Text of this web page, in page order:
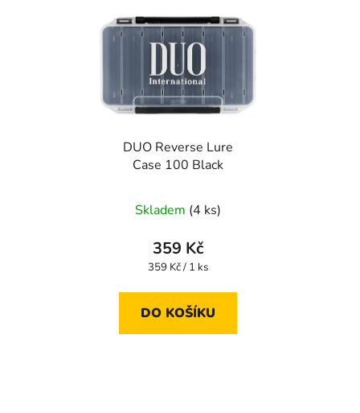
DUO Reverse Lure
Case 100 Black
Skladem (4 ks)
359 Kč
Měrná
359 Kč / 1 ks
DO KOŠÍKU